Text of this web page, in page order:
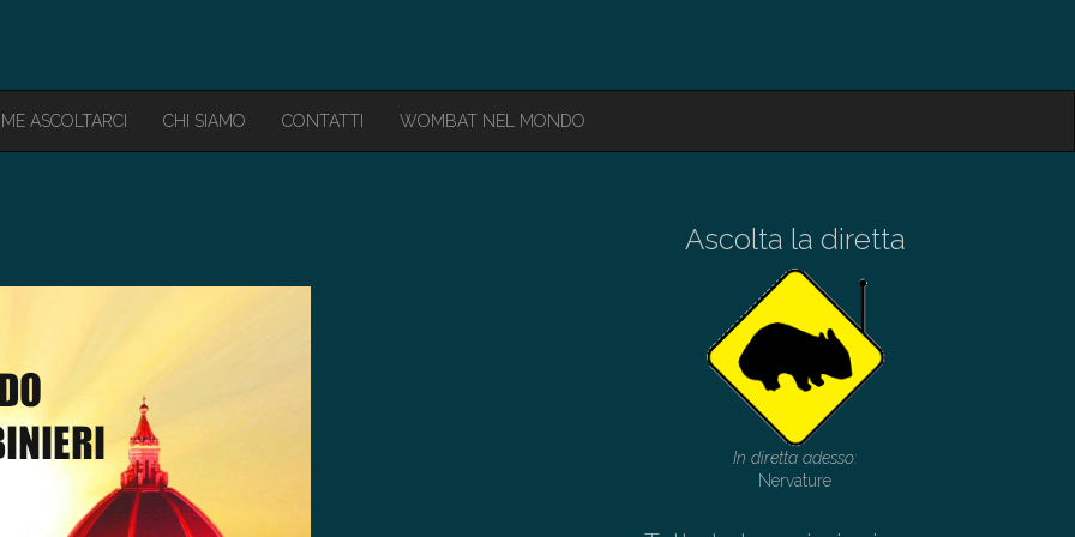
ASCOLTARCI CHI SIAMO CONTATTI WOMBAT NEL MONDO
Ascolta la diretta
In diretta adesso:
Nervature